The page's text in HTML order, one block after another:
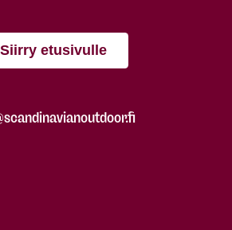
Siirry etusivulle